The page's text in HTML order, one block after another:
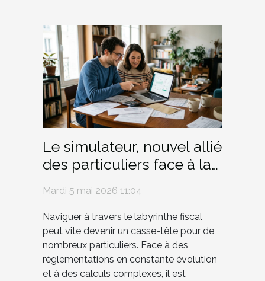
Le simulateur, nouvel allié
des particuliers face à la
Mardi 5 mai 2026 11:04
Naviguer à travers le labyrinthe fiscal
peut vite devenir un casse-tête pour de
nombreux particuliers. Face à des
réglementations en constante évolution
et à des calculs complexes, il est